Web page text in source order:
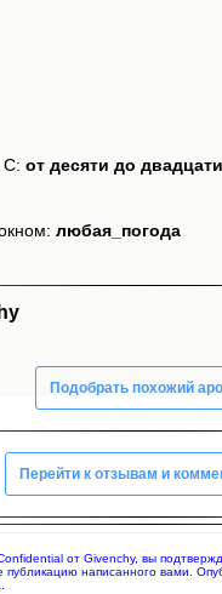
С: от десяти до
любая_погода
Подобрать похожий
Перейти к отзывам и
от Givenchy, вы
написанного вами.